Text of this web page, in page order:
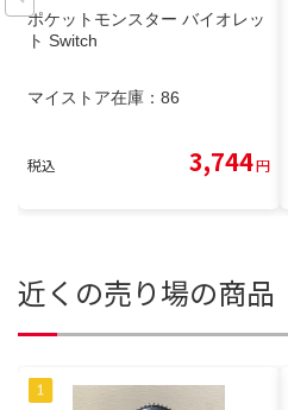
ポケットモンスター バイオレッ
ト Switch
マイストア在庫： 86
税込 3,744円
近くの売り場の商品